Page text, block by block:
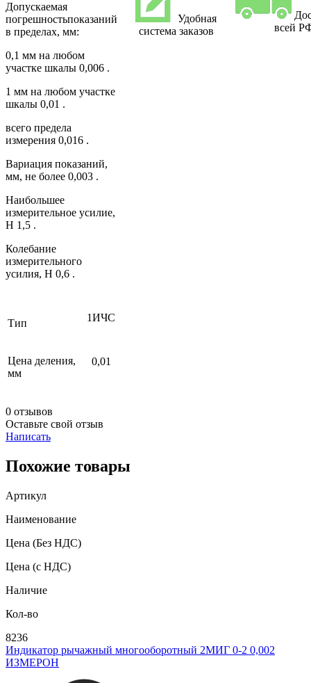
Допускаемая
погрешностьпоказаний
в пределах, мм:
0,1 мм на любом
участке шкалы 0,006 .
1 мм на любом участке
шкалы 0,01 .
всего предела
измерения 0,016 .
Вариация показаний,
мм, не более 0,003 .
Наибольшее
измерительное усилие,
Н 1,5 .
Колебание
измерительного
усилия, Н 0,6 .
Тип 1ИЧС
Цена деления,
мм
0,01
0 отзывов
Оставьте свой отзыв
Написать
Удобная
система заказов
всей
Похожие товары
Артикул
Наименование
Цена (Без НДС)
Цена (с НДС)
Наличие
Кол-во
8236
Индикатор рычажный многооборотный 2МИГ 0-2 0,002
ИЗМЕРОН